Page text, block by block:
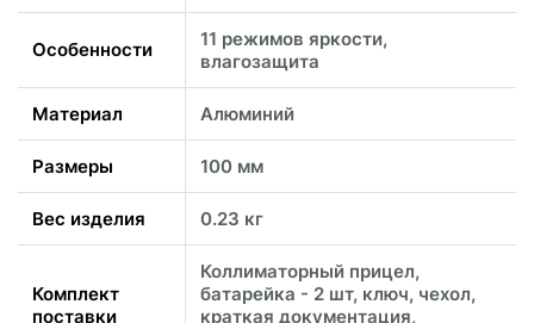
Особенности
11 режимов яркости,
влагозащита
Материал Алюминий
Размеры 100 мм
Вес изделия 0.23 кг
Комплект
поставки
Коллиматорный прицел,
батарейка - 2 шт, ключ, чехол,
краткая документация,